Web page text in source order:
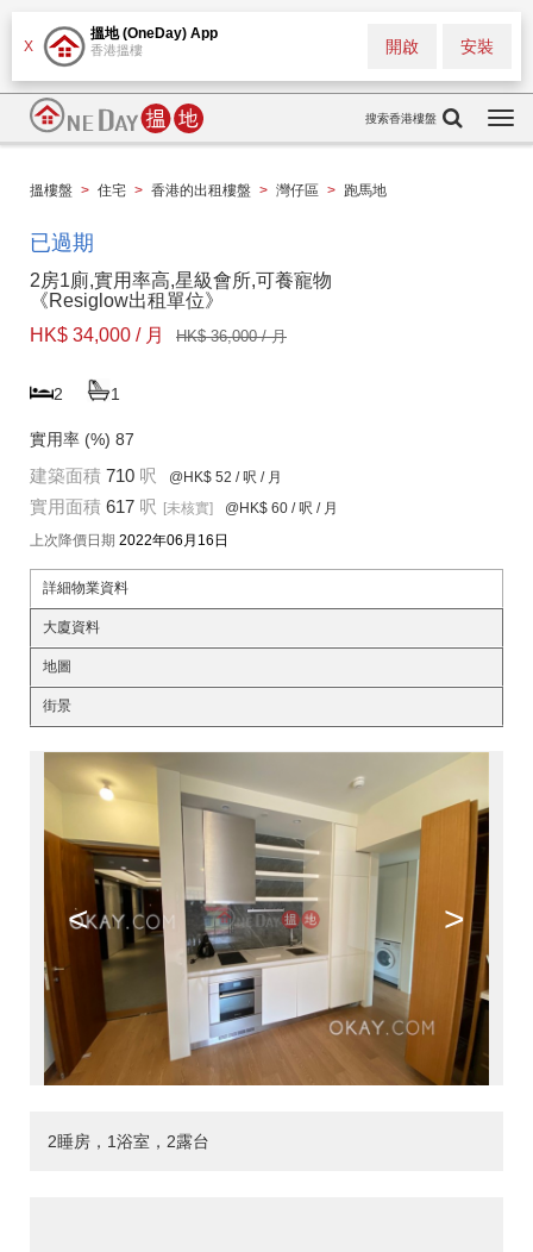
X
搵地 (OneDay) App
香港搵樓 安裝
開啟
搜索香港樓盤
搵樓盤 > 住宅 > 香港的出租樓盤 > 灣仔區 > 跑馬地
已過期
2房1廁,實用率高,星級會所,可養寵物
《Resiglow出租單位》
HK$ 34,000 / 月
HK$ 36,000 / 月
2 1
實用率 (%) 87
建築面積 710 呎 @HK$ 52 / 呎 / 月
實用面積 617 呎 [未核實] @HK$ 60 / 呎 / 月
上次降價日期 2022年06月16日
詳細物業資料
大廈資料
地圖
街景
< >
2睡房，1浴室，2露台